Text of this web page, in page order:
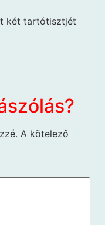
két tartótisztjét
A kötelező